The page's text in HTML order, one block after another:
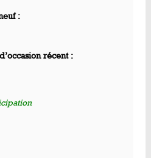
:
récent :